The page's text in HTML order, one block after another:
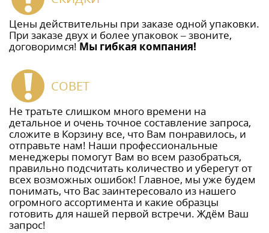
Цены действительны при заказе одной упаковки.
При заказе двух и более упаковок – звоните,
договоримся! Мы гибкая компания!
СОВЕТ
Не тратьте слишком много времени на
детальное и очень точное составление запроса,
сложите в Корзину все, что Вам понравилось, и
отправьте нам! Наши профессиональные
менеджеры помогут Вам во всем разобраться,
правильно подсчитать количество и уберегут от
всех возможных ошибок! Главное, мы уже будем
понимать, что Вас заинтересовало из нашего
огромного ассортимента и какие образцы
готовить для нашей первой встречи. Ждём Ваш
запрос!